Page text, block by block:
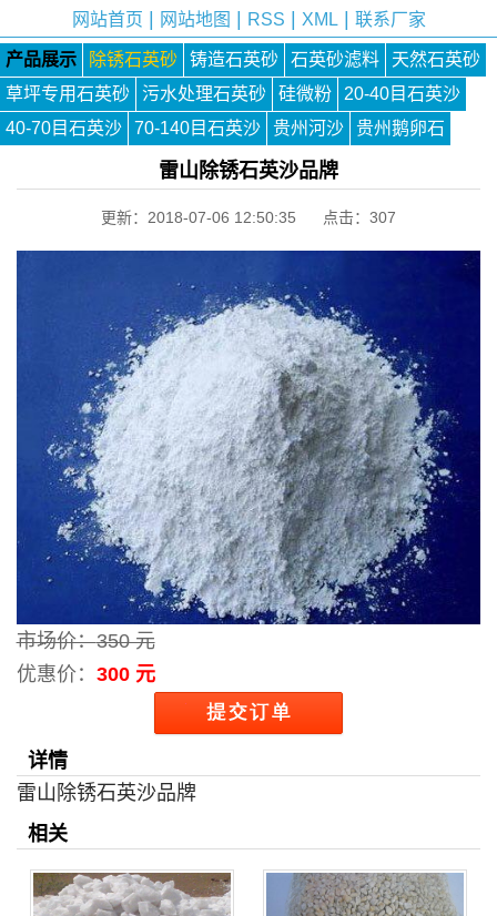
网站首页 网站地图 RSS XML| 联系厂家
产品展示 除锈石英砂 铸造石英砂 石英砂滤料
天然石英砂
草坪专用石英砂
污水处理石英砂 硅微粉
20-40目石英沙
40-70目石英沙
70-140目石英沙 贵州河沙 贵州鹅卵石
雷山除锈石英沙品牌
更新：2018-07-06 12:50:35 点击： 307
市场价：350 元
优惠价： 300 元
详情
雷山除锈石英沙品牌
相关